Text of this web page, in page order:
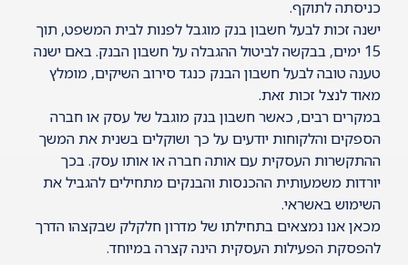
כניסתה לתוקף.
ישנה זכות לבעלחשבון בנק מוגבללפנות לבית המשפט, תוך
15 ימים, בבקשה לביטול ההגבלה על חשבון הבנק. באם ישנה
טענה טובה לבעל חשבון הבנק כנגד סירוב השיקים, מומלץ
מאוד לנצל זכות זאת.
במקרים רבים, כאשר חשבון בנק מוגבל של עסק או חברה
הספקים והלקוחות יודעים על כך ושוקלים בשנית את המשך
ההתקשרות העסקית עם אותה חברה או אותו עסק. בכך
יורדות משמעותית ההכנסות והבנקים מתחילים להגביל את
השימוש באשראי.
מכאן אנו נמצאים בתחילתו של מדרון חלקלק שבקצהו הדרך
להפסקת הפעילות העסקית הינה קצרה במיוחד.